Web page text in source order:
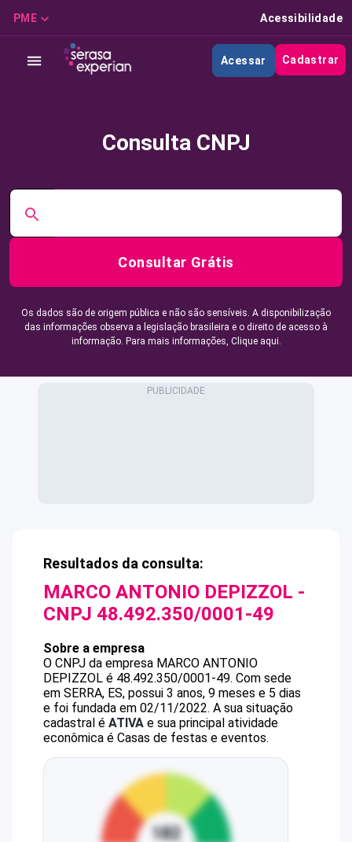
PME Acessibilidade
Acessar Cadastrar
Consulta CNPJ
Consultar Grátis
Os dados são de origem pública e não são sensíveis. A disponibilização
das informações observa a legislação brasileira e o direito de acesso à
informação. Para mais informações, Clique aqui.
Resultados da consulta:
MARCO ANTONIO DEPIZZOL -
CNPJ 48.492.350/0001-49
Sobre a empresa
O CNPJ da empresa MARCO ANTONIO
DEPIZZOL é 48.492.350/0001-49. Com sede
em SERRA, ES, possui 3 anos, 9 meses e 5 dias
e foi fundada em 02/11/2022. A sua situação
cadastral é ATIVA e sua principal atividade
econômica é Casas de festas e eventos.